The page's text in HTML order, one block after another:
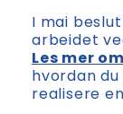
I mai
arbeidet
Les mer
hvordan
realisere